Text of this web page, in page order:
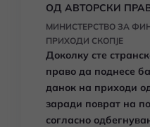
ОД АВТОРСКИ
МИНИСТЕРСТВО ЗА
ПРИХОДИ СКОПЈЕ
Доколку сте
право да поднесе б
данок на приходи
заради поврат на
согласно